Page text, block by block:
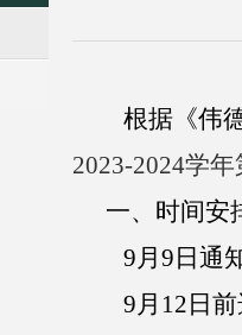
根据《伟
2023-2024学
一、时间安
9月 9 日通
9月 12 日